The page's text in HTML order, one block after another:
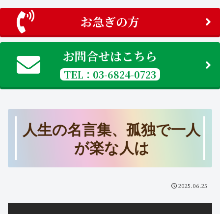
お急ぎの方
お問合せはこちら
TEL：03-6824-0723
人生の名言集、孤独で一人
が楽な人は
2025.06.25